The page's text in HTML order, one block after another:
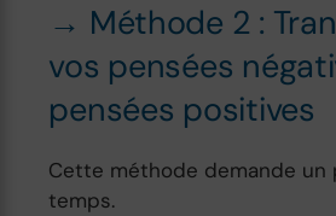
→ Méthode 2 :
vos pensées
pensées positives
Cette méthode demande un
temps.